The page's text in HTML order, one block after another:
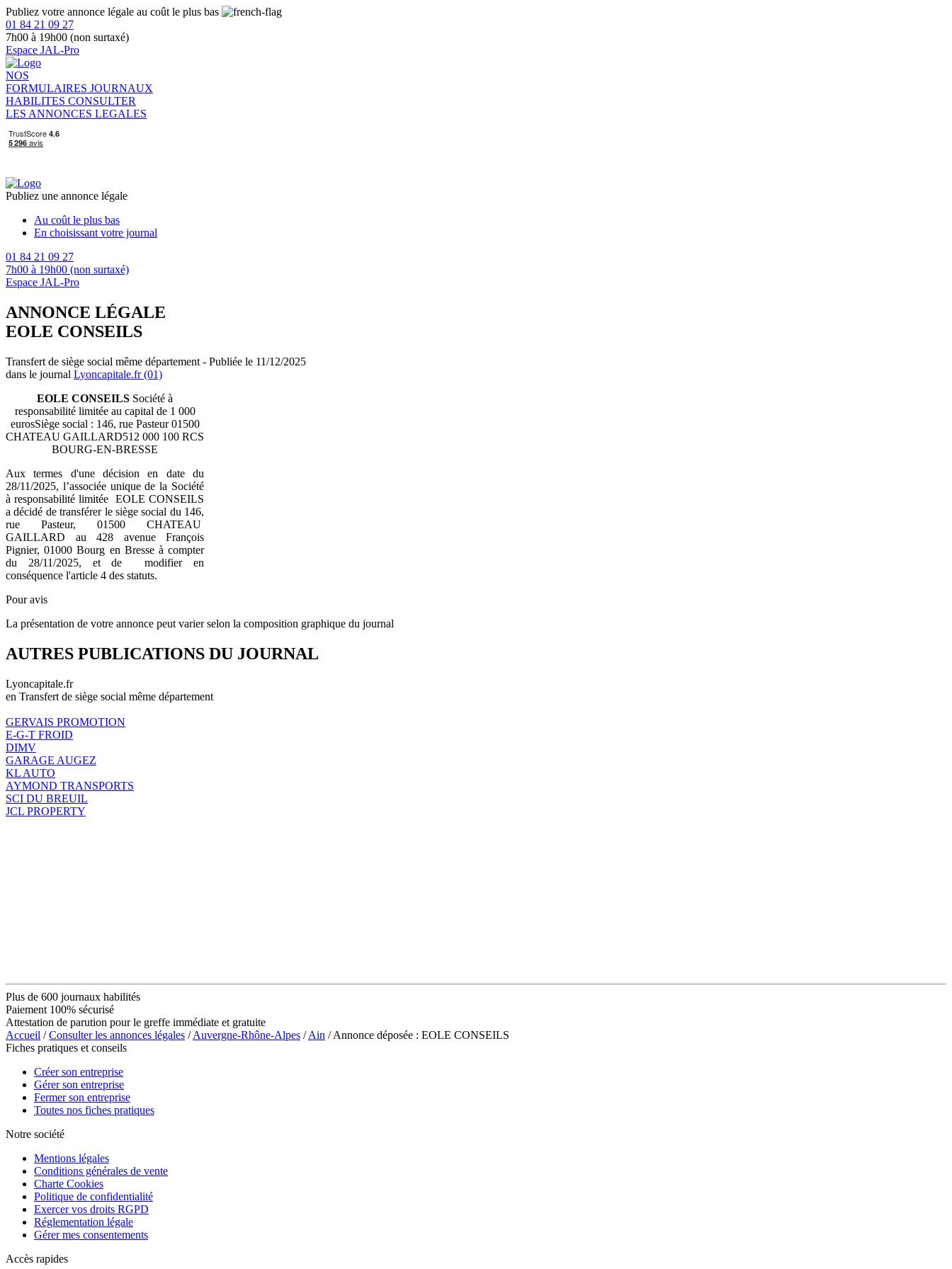
Publiez votre annonce légale au coût le plus bas
01 84 21 09 27
7h00 à 19h00 (non surtaxé)
Espace JAL-Pro
NOS
FORMULAIRES JOURNAUX
HABILITES CONSULTER
LES ANNONCES LEGALES
Publiez une annonce légale
Au coût le plus bas
En choisissant votre journal
01 84 21 09 27
7h00 à 19h00 (non surtaxé)
Espace JAL-Pro
ANNONCE LÉGALE
EOLE CONSEILS
Transfert de siège social même département - Publiée le 11/12/2025
dans le journal Lyoncapitale.fr (01)
EOLE CONSEILS Société à
responsabilité limitée au capital de 1 000
eurosSiège social : 146, rue Pasteur 01500
CHATEAU GAILLARD512 000 100 RCS
BOURG-EN-BRESSE
Aux termes d'une décision en date du
28/11/2025, l’associée unique de la Société
à responsabilité limitée EOLE CONSEILS
a décidé de transférer le siège social du 146,
rue Pasteur, 01500 CHATEAU
GAILLARD au 428 avenue François
Pignier, 01000 Bourg en Bresse à compter
du 28/11/2025, et de modifier en
conséquence l'article 4 des statuts.
Pour avis
La présentation de votre annonce peut varier selon la composition graphique du journal
AUTRES PUBLICATIONS DU JOURNAL
Lyoncapitale.fr
en Transfert de siège social même département
GERVAIS PROMOTION
E-G-T FROID
DIMV
GARAGE AUGEZ
KL AUTO
AYMOND TRANSPORTS
SCI DU BREUIL
JCL PROPERTY
Plus de 600 journaux habilités
Paiement 100% sécurisé
Attestation de parution pour le greffe immédiate et gratuite
Accueil /Consulter les annonces légales /Auvergne-Rhône-Alpes /Ain / Annonce déposée : EOLE CONSEILS
Fiches pratiques et conseils
Créer son entreprise
Gérer son entreprise
Fermer son entreprise
Toutes nos fiches pratiques
Notre société
Mentions légales
Conditions générales de vente
Charte Cookies
Politique de confidentialité
Exercer vos droits RGPD
Réglementation légale
Gérer mes consentements
Accès rapides